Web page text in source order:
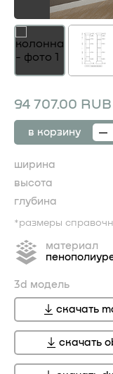
94 707.00 RUB
в корзину
ширина
высота
глубина
*размеры
материал
3d модель
скачать
скачать